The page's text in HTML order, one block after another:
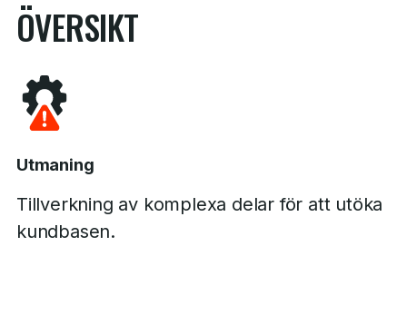
ÖVERSIKT
Utmaning
Tillverkning av komplexa delar för att utöka
kundbasen.